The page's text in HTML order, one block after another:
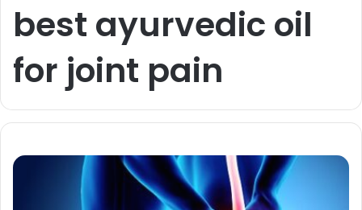
best ayurvedic oil
for joint pain